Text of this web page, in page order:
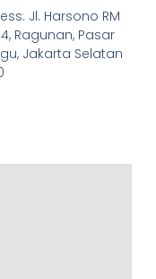
Jl. Harsono RM
Ragunan, Pasar
Jakarta Selatan